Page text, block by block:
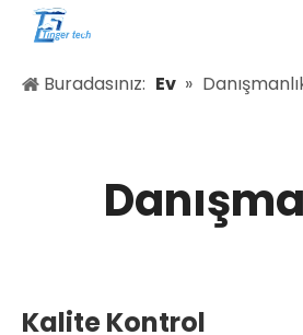
Buradasınız: Ev »
Kalite Kontrol